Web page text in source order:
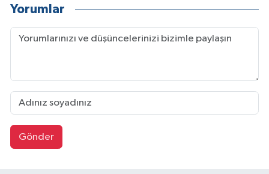
Yorumlar
Gönder